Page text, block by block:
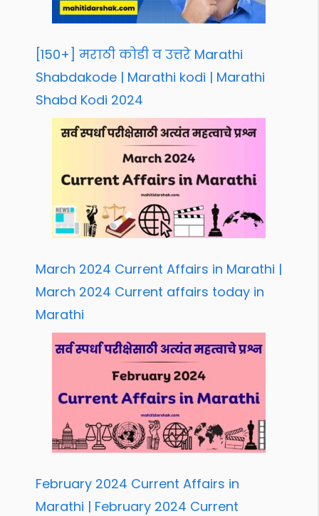
[150+] मराठी कोडी व उत्तरे Marathi
Shabdakode | Marathi kodi | Marathi
Shabd Kodi 2024
March 2024 Current Affairs in Marathi |
March 2024 Current affairs today in
Marathi
February 2024 Current Affairs in
Marathi | February 2024 Current